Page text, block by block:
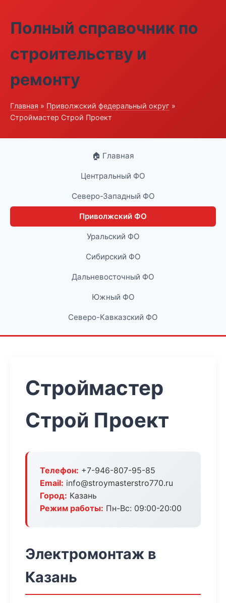
Полный справочник по
строительству и
ремонту
Главная » Приволжский федеральный округ »
Строймастер Строй Проект
🏠 Главная
Центральный ФО
Северо-Западный ФО
Приволжский ФО
Уральский ФО
Сибирский ФО
Дальневосточный ФО
Южный ФО
Северо-Кавказский ФО
Строймастер
Строй Проект
Телефон: +7-946-807-95-85
Email: info@stroymasterstro770.ru
Город: Казань
Режим работы: Пн-Вс: 09:00-20:00
Электромонтаж в
Казань